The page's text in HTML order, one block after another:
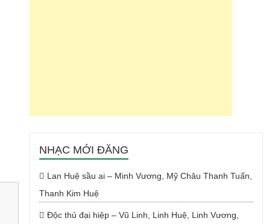
NHẠC MỚI ĐĂNG
Lan Huệ sầu ai – Minh Vương, Mỹ Châu Thanh Tuấn,
Thanh Kim Huệ
Độc thủ đại hiệp – Vũ Linh, Linh Huệ, Linh Vương,